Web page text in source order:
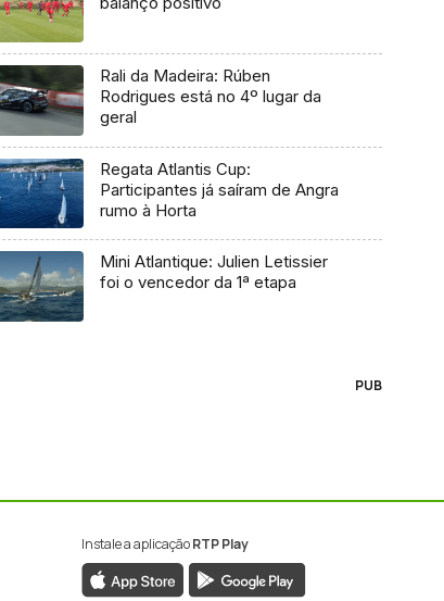
Rali da Madeira: Rúben
Rodrigues está no 4º lugar da
geral
Regata Atlantis Cup:
Participantes já saíram de Angra
rumo à Horta
Mini Atlantique: Julien Letissier
foi o vencedor da 1ª etapa
PUB
Instale a aplicaçãoRTP Play